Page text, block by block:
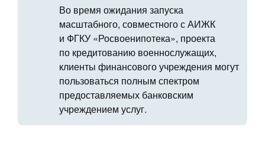
Во время ожидания запуска
масштабного, совместного с АИЖК
и ФГКУ «Росвоенипотека», проекта
по кредитованию военнослужащих,
клиенты финансового учреждения могут
пользоваться полным спектром
предоставляемых банковским
учреждением услуг.